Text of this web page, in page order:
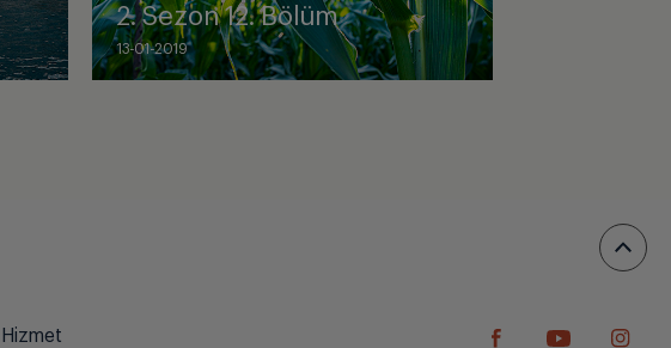
13-01-2019
2. Sezon 12. Bölüm
Hizmet